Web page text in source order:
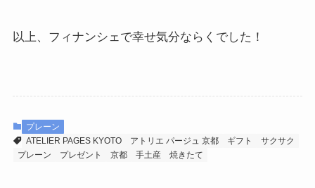
以上、フィナンシェで幸せ気分ならくでした！
プレーン
ATELIER PAGES KYOTO
アトリエ パージュ 京都 ギフト
サクサク
プレーン
プレゼント 京都 手土産 焼きたて